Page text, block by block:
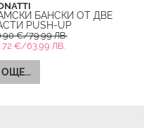
БАНСКИ ОТ ДВЕ
PUSH-UP
€/79.99 ЛВ.
€/63.99 ЛВ.
ОЩЕ...